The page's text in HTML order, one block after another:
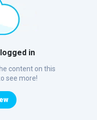
in
content on this
see more!